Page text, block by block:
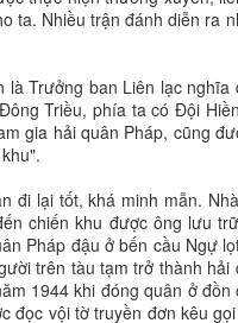
ta. Nhiều trận đánh diễn ra
là Trưởng ban Liên lạc nghĩa
Triều, phía ta có Đội
gia hải quân Pháp, cũng
đi lại tốt, khá minh mẫn.
chiến khu được ông lưu
Pháp đậu ở bến cầu Ngự
trên tàu tạm trở thành hải
1944 khi đóng quân ở đồn
đọc vội tờ truyền đơn kêu